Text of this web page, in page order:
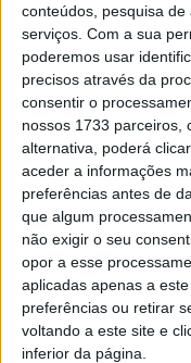
conteúdos, pesquisa
serviços. Com a sua
poderemos usar
precisos através da
consentir o
nossos 1733 parceiros,
alternativa, poderá
aceder a informações
preferências antes de
que algum
não exigir o seu
opor a esse
aplicadas apenas a
preferências ou retirar
voltando a este site e
inferior da página.
O Campeonato do
em Ourense até
países numa das
da modalidade.
Esta e outras
FM ou em
TAGS Atletismo